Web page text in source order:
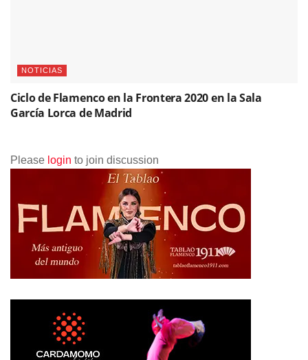
NOTICIAS
Ciclo de Flamenco en la Frontera 2020 en la Sala
García Lorca de Madrid
Please login to join discussion